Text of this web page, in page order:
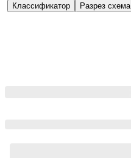
Классификатор Разрез схема